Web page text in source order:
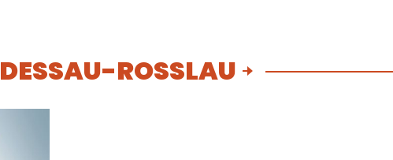
DESSAU-ROSSLAU